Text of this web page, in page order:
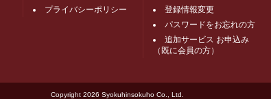
プライバシーポリシー
登録情報変更
パスワードをお忘れの方
追加サービス お申込み
（既に会員の方）
Copyright 2026 Syokuhinsokuho Co., Ltd.